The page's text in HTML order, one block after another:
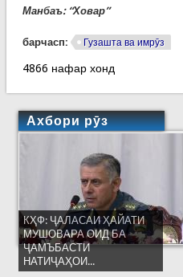
Манбаъ: “Ховар”
барчасп: Гузашта ва имрӯз
4866 нафар хонд
Ахбори рӯз
КҲФ: ҶАЛАСАИ ҲАЙАТИ
МУШОВАРА ОИД БА
ҶАМЪБАСТИ
НАТИҶАҲОИ...